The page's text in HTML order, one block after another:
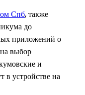
Спб, также
до
приложений о
выбор
и
в устройстве на